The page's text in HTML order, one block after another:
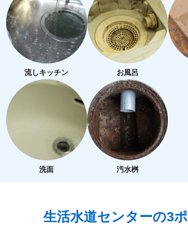
流しキッチン お風呂
洗面 汚水桝
生活水道センターの3